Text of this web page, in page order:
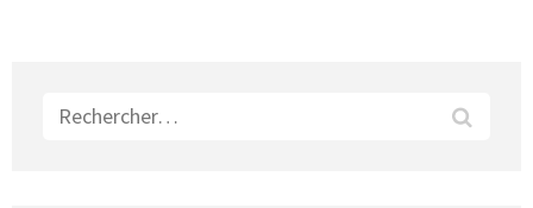
Rechercher :